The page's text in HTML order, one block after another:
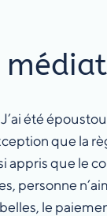
été
que la
appris que le
personne
le